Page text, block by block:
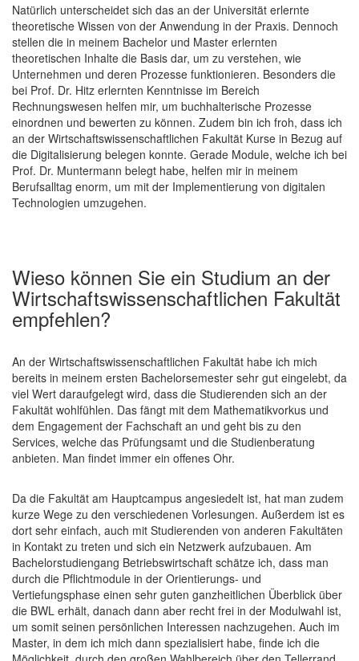
Natürlich unterscheidet sich das an der Universität erlernte
theoretische Wissen von der Anwendung in der Praxis. Dennoch
stellen die in meinem Bachelor und Master erlernten
theoretischen Inhalte die Basis dar, um zu verstehen, wie
Unternehmen und deren Prozesse funktionieren. Besonders die
bei Prof. Dr. Hitz erlernten Kenntnisse im Bereich
Rechnungswesen helfen mir, um buchhalterische Prozesse
einordnen und bewerten zu können. Zudem bin ich froh, dass ich
an der Wirtschaftswissenschaftlichen Fakultät Kurse in Bezug auf
die Digitalisierung belegen konnte. Gerade Module, welche ich bei
Prof. Dr. Muntermann belegt habe, helfen mir in meinem
Berufsalltag enorm, um mit der Implementierung von digitalen
Technologien umzugehen.
Wieso können Sie ein Studium an der
Wirtschaftswissenschaftlichen Fakultät
empfehlen?
An der Wirtschaftswissenschaftlichen Fakultät habe ich mich
bereits in meinem ersten Bachelorsemester sehr gut eingelebt, da
viel Wert daraufgelegt wird, dass die Studierenden sich an der
Fakultät wohlfühlen. Das fängt mit dem Mathematikvorkus und
dem Engagement der Fachschaft an und geht bis zu den
Services, welche das Prüfungsamt und die Studienberatung
anbieten. Man findet immer ein offenes Ohr.
Da die Fakultät am Hauptcampus angesiedelt ist, hat man zudem
kurze Wege zu den verschiedenen Vorlesungen. Außerdem ist es
dort sehr einfach, auch mit Studierenden von anderen Fakultäten
in Kontakt zu treten und sich ein Netzwerk aufzubauen. Am
Bachelorstudiengang Betriebswirtschaft schätze ich, dass man
durch die Pflichtmodule in der Orientierungs- und
Vertiefungsphase einen sehr guten ganzheitlichen Überblick über
die BWL erhält, danach dann aber recht frei in der Modulwahl ist,
um somit seinen persönlichen Interessen nachzugehen. Auch im
Master, in dem ich mich dann spezialisiert habe, finde ich die